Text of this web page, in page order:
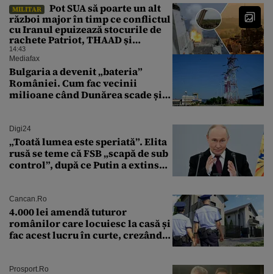
MILITAR
Pot SUA să poarte un alt
război major în timp ce conflictul
cu Iranul epuizează stocurile de
rachete Patriot, THAAD și
Tomahawk?
14:43
Mediafax
Bulgaria a devenit „bateria”
României. Cum fac vecinii
milioane când Dunărea scade și
Digi24
„Toată lumea este speriată”. Elita
rusă se teme că FSB „scapă de sub
control”, după ce Putin a extins
Cancan.ro
4.000 lei amendă tuturor
românilor care locuiesc la casă și
fac acest lucru în curte, crezând
Prosport.ro